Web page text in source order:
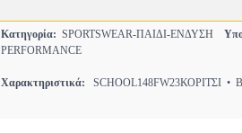
Κατηγορία: SPORTSWEAR-ΠΑΙΔΙ-ΕΝΔΥΣΗ
PERFORMANCE
Χαρακτηριστικά: SCHOOL148FW23ΚΟΡΙΤΣΙ